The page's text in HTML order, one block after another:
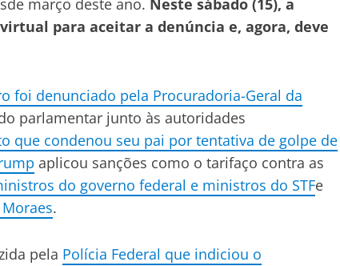
março deste ano. Neste sábado (15), a
para aceitar a denúncia e, agora, deve
foi denunciado pela Procuradoria-Geral da
parlamentar junto às autoridades
que condenou seu pai por tentativa de golpe de
aplicou sanções como o tarifaço contra as
do governo federal e ministros do STFe
.
pela Polícia Federal que indiciou o